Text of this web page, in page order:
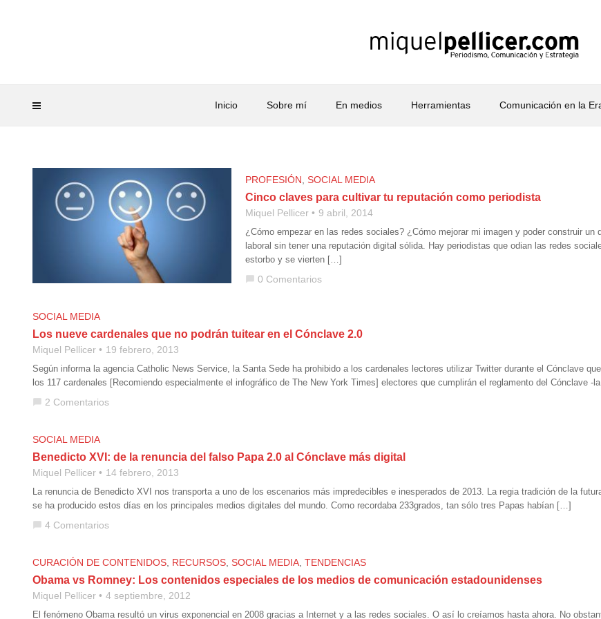
Inicio Sobre mí En medios Herramientas Comunicación en la
PROFESIÓN SOCIAL MEDIA
Cinco claves para cultivar tu reputación como periodista
Miquel Pellicer 9 abril, 2014
¿Cómo empezar en las redes sociales? ¿Cómo mejorar mi imagen y poder construir
laboral sin tener una reputación digital sólida. Hay periodistas que odian las redes
estorbo y se vierten […]
chat_bubble 0 Comentarios
SOCIAL MEDIA
Los nueve cardenales que no podrán tuitear en el Cónclave 2.0
Miquel Pellicer 19 febrero, 2013
Según informa la agencia Catholic News Service, la Santa Sede ha prohibido a los cardenales lectores utilizar Twitter durante el Cónclave
los 117 cardenales [Recomiendo especialmente el infográfico de The New York Times] electores que cumplirán el reglamento del Cónclave
chat_bubble 2 Comentarios
SOCIAL MEDIA
Benedicto XVI: de la renuncia del falso Papa 2.0 al Cónclave más digital
Miquel Pellicer 14 febrero, 2013
La renuncia de Benedicto XVI nos transporta a uno de los escenarios más impredecibles e inesperados de 2013. La regia tradición de la
se ha producido estos días en los principales medios digitales del mundo. Como recordaba 233grados, tan sólo tres Papas habían […]
chat_bubble 4 Comentarios
CURACIÓN DE CONTENIDOS RECURSOS SOCIAL MEDIA TENDENCIAS
Obama vs Romney: Los contenidos especiales de los medios de comunicación estadounidenses
Miquel Pellicer 4 septiembre, 2012
El fenómeno Obama resultó un virus exponencial en 2008 gracias a Internet y a las redes sociales. O así lo creíamos hasta ahora. No